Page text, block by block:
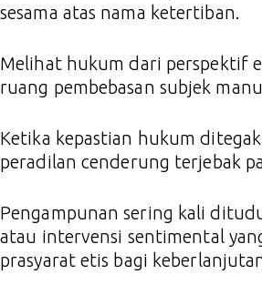
sesama atas nama ketertiban.
Melihat hukum dari perspektif
ruang pembebasan subjek
Ketika kepastian hukum
peradilan cenderung terjebak
Pengampunan sering kali
atau intervensi sentimental
prasyarat etis bagi